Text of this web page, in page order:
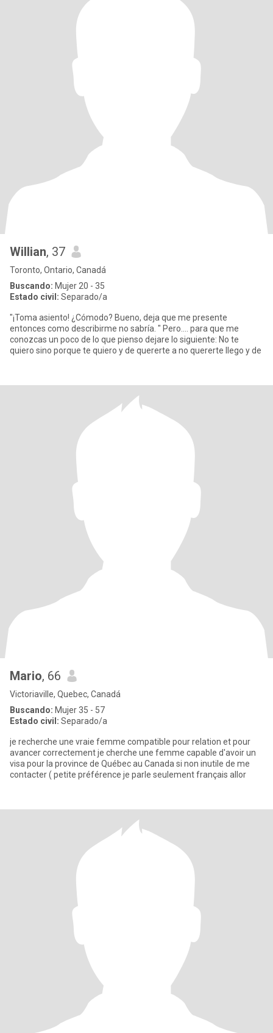
Willian, 37
Toronto, Ontario, Canadá
Buscando: Mujer 20 - 35
Estado civil: Separado/a
"¡Toma asiento! ¿Cómodo? Bueno, deja que me presente
entonces como describirme no sabría. " Pero.... para que me
conozcas un poco de lo que pienso dejare lo siguiente: No te
quiero sino porque te quiero y de quererte a no quererte llego y de
Mario, 66
Victoriaville, Quebec, Canadá
Buscando: Mujer 35 - 57
Estado civil: Separado/a
je recherche une vraie femme compatible pour relation et pour
avancer correctement je cherche une femme capable d'avoir un
visa pour la province de Québec au Canada si non inutile de me
contacter ( petite préférence je parle seulement français allor